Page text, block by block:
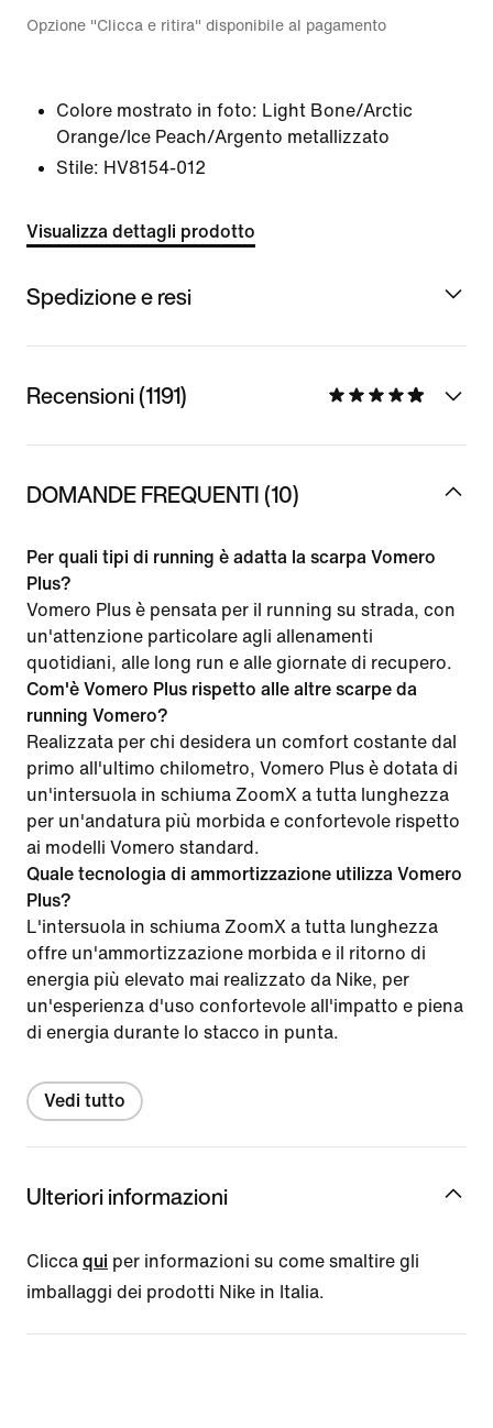
Opzione "Clicca e ritira" disponibile al pagamento
Colore mostrato in foto: Light Bone/Arctic
Orange/Ice Peach/Argento metallizzato
Stile: HV8154-012
Visualizza dettagli prodotto
Spedizione e resi
Recensioni (1191)
DOMANDE FREQUENTI (10)
Per quali tipi di running è adatta la scarpa Vomero
Plus?
Vomero Plus è pensata per il running su strada, con
un'attenzione particolare agli allenamenti
quotidiani, alle long run e alle giornate di recupero.
Com'è Vomero Plus rispetto alle altre scarpe da
running Vomero?
Realizzata per chi desidera un comfort costante dal
primo all'ultimo chilometro, Vomero Plus è dotata di
un'intersuola in schiuma ZoomX a tutta lunghezza
per un'andatura più morbida e confortevole rispetto
ai modelli Vomero standard.
Quale tecnologia di ammortizzazione utilizza Vomero
Plus?
L'intersuola in schiuma ZoomX a tutta lunghezza
offre un'ammortizzazione morbida e il ritorno di
energia più elevato mai realizzato da Nike, per
un'esperienza d'uso confortevole all'impatto e piena
di energia durante lo stacco in punta.
Vedi tutto
Ulteriori informazioni
Clicca qui per informazioni su come smaltire gli
imballaggi dei prodotti Nike in Italia.